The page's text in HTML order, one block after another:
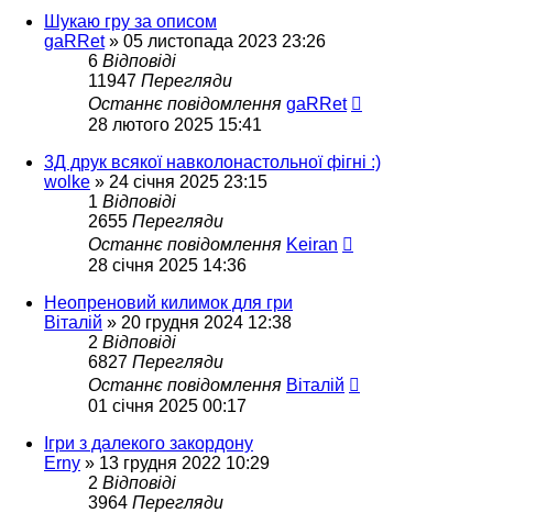
Шукаю гру за описом
gaRRet» 05 листопада 2023 23:26
6 Відповіді
11947 Перегляди
Останнє повідомлення gaRRet
28 лютого 2025 15:41
3Д друк всякої навколонастольної фігні :)
wolke » 24 січня 2025 23:15
1 Відповіді
2655 Перегляди
Останнє повідомлення Keiran
28 січня 2025 14:36
Неопреновий килимок для гри
Віталій » 20 грудня 2024 12:38
2 Відповіді
6827 Перегляди
Останнє повідомлення Віталій
01 січня 2025 00:17
Ігри з далекого закордону
Erny » 13 грудня 2022 10:29
2 Відповіді
3964 Перегляди